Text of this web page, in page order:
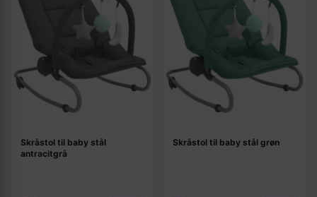
Skråstol til baby stål
antracitgrå
Skråstol til baby stål grøn